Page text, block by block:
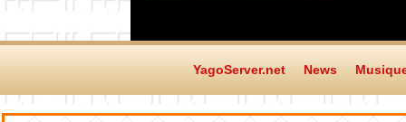
YagoServer.net News